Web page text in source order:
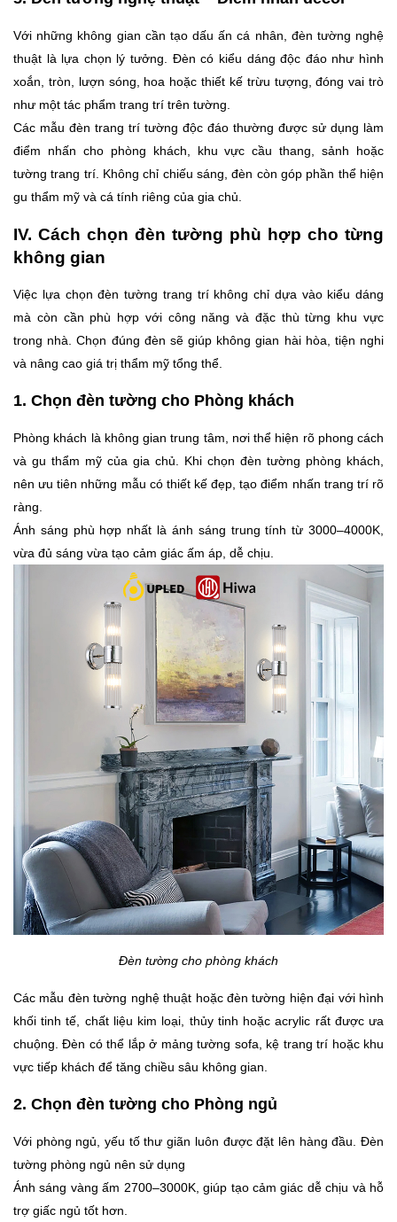
Với những không gian cần tạo dấu ấn cá nhân, đèn tường nghệ
thuật là lựa chọn lý tưởng. Đèn có kiểu dáng độc đáo như hình
xoắn, tròn, lượn sóng, hoa hoặc thiết kế trừu tượng, đóng vai trò
như một tác phẩm trang trí trên tường.
Các mẫu đèn trang trí tường độc đáo thường được sử dụng làm
điểm nhấn cho phòng khách, khu vực cầu thang, sảnh hoặc
tường trang trí. Không chỉ chiếu sáng, đèn còn góp phần thể hiện
gu thẩm mỹ và cá tính riêng của gia chủ.
IV. Cách chọn đèn tường phù hợp cho từng
không gian
Việc lựa chọn đèn tường trang trí không chỉ dựa vào kiểu dáng
mà còn cần phù hợp với công năng và đặc thù từng khu vực
trong nhà. Chọn đúng đèn sẽ giúp không gian hài hòa, tiện nghi
và nâng cao giá trị thẩm mỹ tổng thể.
1. Chọn đèn tường cho Phòng khách
Phòng khách là không gian trung tâm, nơi thể hiện rõ phong cách
và gu thẩm mỹ của gia chủ. Khi chọn đèn tường phòng khách,
nên ưu tiên những mẫu có thiết kế đẹp, tạo điểm nhấn trang trí rõ
ràng.
Ánh sáng phù hợp nhất là ánh sáng trung tính từ 3000–4000K,
vừa đủ sáng vừa tạo cảm giác ấm áp, dễ chịu.
Đèn tường cho phòng khách
Các mẫu đèn tường nghệ thuật hoặc đèn tường hiện đại với hình
khối tinh tế, chất liệu kim loại, thủy tinh hoặc acrylic rất được ưa
chuộng. Đèn có thể lắp ở mảng tường sofa, kệ trang trí hoặc khu
vực tiếp khách để tăng chiều sâu không gian.
2. Chọn đèn tường cho Phòng ngủ
Với phòng ngủ, yếu tố thư giãn luôn được đặt lên hàng đầu. Đèn
tường phòng ngủ nên sử dụng
Ánh sáng vàng ấm 2700–3000K, giúp tạo cảm giác dễ chịu và hỗ
trợ giấc ngủ tốt hơn.